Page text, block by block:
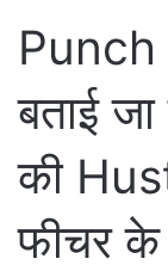
बताई
की
फीचर के